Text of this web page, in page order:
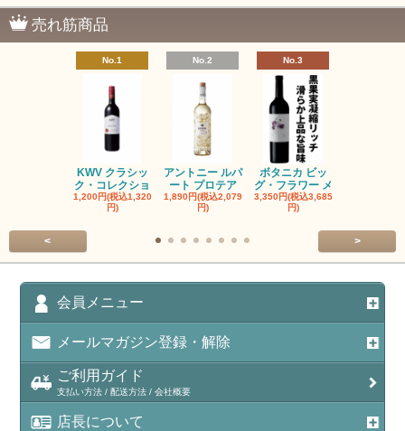
売れ筋商品
No.1
KWV クラシッ
ク・コレクショ
1,200円(税込1,320
円)
No.2
アントニー ルパ
ート プロテア
1,890円(税込2,079
円)
No.3
ボタニカ ビッ
グ・フラワー メ
3,350円(税込3,685
円)
< >
会員メニュー
メールマガジン登録・解除
ご利用ガイド
支払い方法 / 配送方法 / 会社概要
店長について